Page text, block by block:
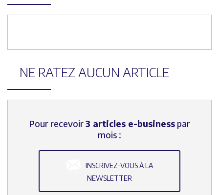
NE RATEZ AUCUN ARTICLE
Pour recevoir3 articles e-businesspar
mois :
INSCRIVEZ-VOUS À LA
NEWSLETTER